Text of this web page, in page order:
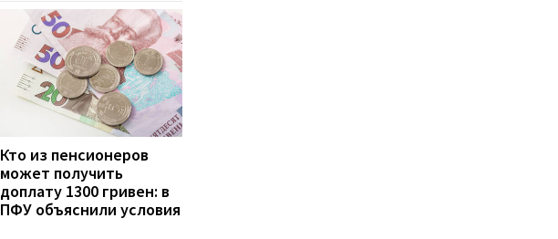
Кто из пенсионеров
может получить
доплату 1300 гривен: в
ПФУ объяснили условия